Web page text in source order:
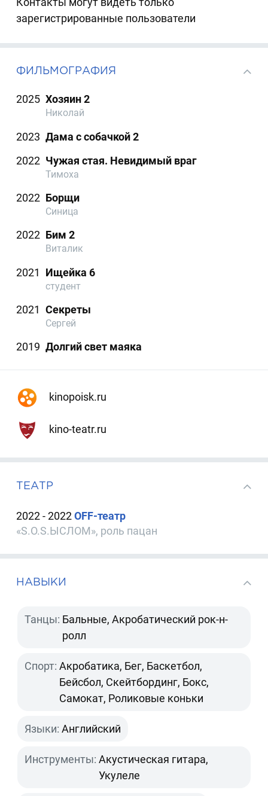
зарегистрированные пользователи
ФИЛЬМОГРАФИЯ
2025 Хозяин 2
Николай
2023 Дама с собачкой 2
2022 Чужая стая. Невидимый враг
Тимоха
2022 Борщи
Синица
2022 Бим 2
Виталик
2021 Ищейка 6
студент
2021 Секреты
Сергей
2019 Долгий свет маяка
kinopoisk.ru
kino-teatr.ru
ТЕАТР
2022 - 2022OFF-театр
«S.O.S.ЫСЛОМ», роль пацан
НАВЫКИ
Танцы: Бальные, Акробатический рок-н-
ролл
Спорт: Акробатика, Бег, Баскетбол,
Бейсбол, Скейтбординг, Бокс,
Самокат, Роликовые коньки
Языки: Английский
Инструменты: Акустическая гитара,
Укулеле